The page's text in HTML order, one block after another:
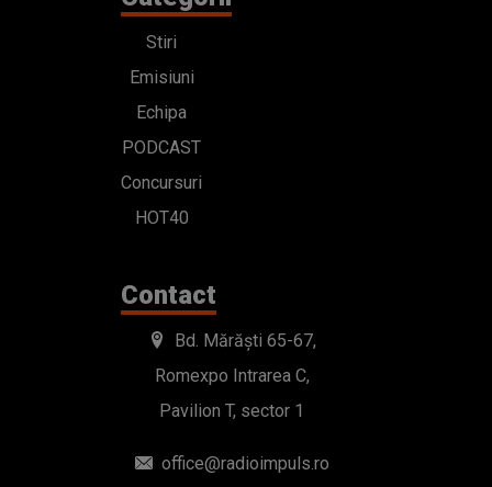
Stiri
Emisiuni
Echipa
PODCAST
Concursuri
HOT40
Contact
Bd. Mărăști 65-67,
Romexpo Intrarea C,
Pavilion T, sector 1
office@radioimpuls.ro